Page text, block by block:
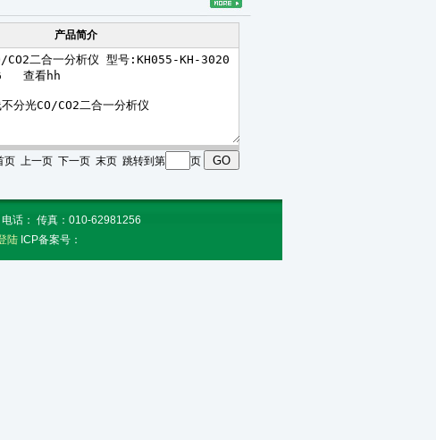
产品简介
页 上一页 下一页 末页 跳转到第 页
话： 传真：010-62981256
陆 ICP备案号：